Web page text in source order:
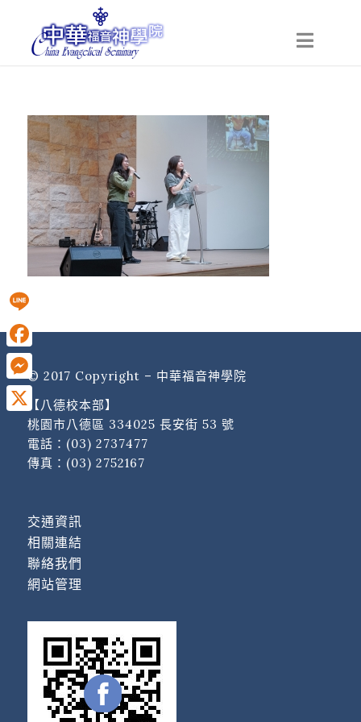
© 2017 Copyright – 中華福音神學院
【八德校本部】
桃園市八德區 334025 長安街 53 號
電話： (03) 2737477
傳真：(03) 2752167
交通資訊
相關連結
聯絡我們
網站管理
Line
Facebook
Messenger